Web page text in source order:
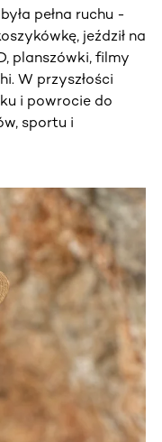
pełna ruchu -
jeździł na
planszówki, filmy
W przyszłości
i powrocie do
sportu i